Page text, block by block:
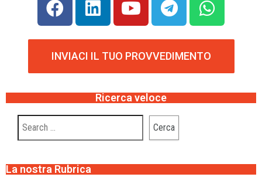
INVIACI IL TUO PROVVEDIMENTO
Ricerca veloce
La nostra Rubrica